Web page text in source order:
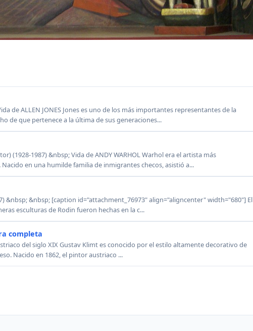
de ALLEN JONES Jones es uno de los más importantes representantes de la
de que pertenece a la última de sus generaciones...
(1928-1987) &nbsp; Vida de ANDY WARHOL Warhol era el artista más
en una humilde familia de inmigrantes checos, asistió a...
&nbsp; &nbsp; [caption id="attachment_76973" align="aligncenter" width="680"] El
esculturas de Rodin fueron hechas en la c...
completa
del siglo XIX Gustav Klimt es conocido por el estilo altamente decorativo de
Nacido en 1862, el pintor austriaco ...